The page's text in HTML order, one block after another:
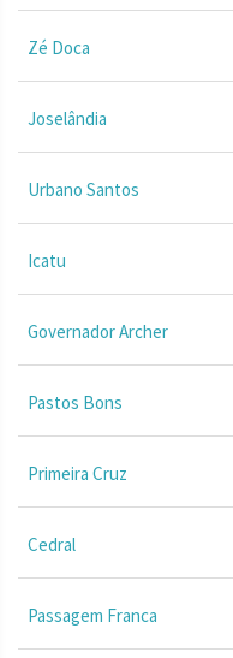
Zé Doca
Joselândia
Urbano Santos
Icatu
Governador Archer
Pastos Bons
Primeira Cruz
Cedral
Passagem Franca